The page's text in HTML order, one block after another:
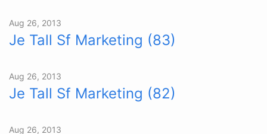
Aug 26, 2013
Je Tall Sf Marketing (83)
Aug 26, 2013
Je Tall Sf Marketing (82)
Aug 26, 2013